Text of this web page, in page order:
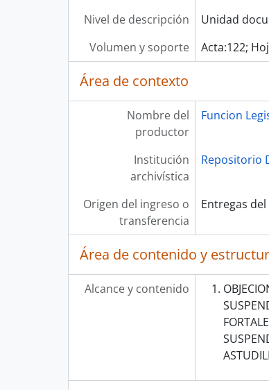
Nivel de descripción
Unidad
Volumen y soporte
Acta:122;
Área de contexto
Nombre del
productor
Funcion
Institución
archivística
Repositorio
Origen del ingreso o
transferencia
Entregas
Área de contenido y
Alcance y contenido